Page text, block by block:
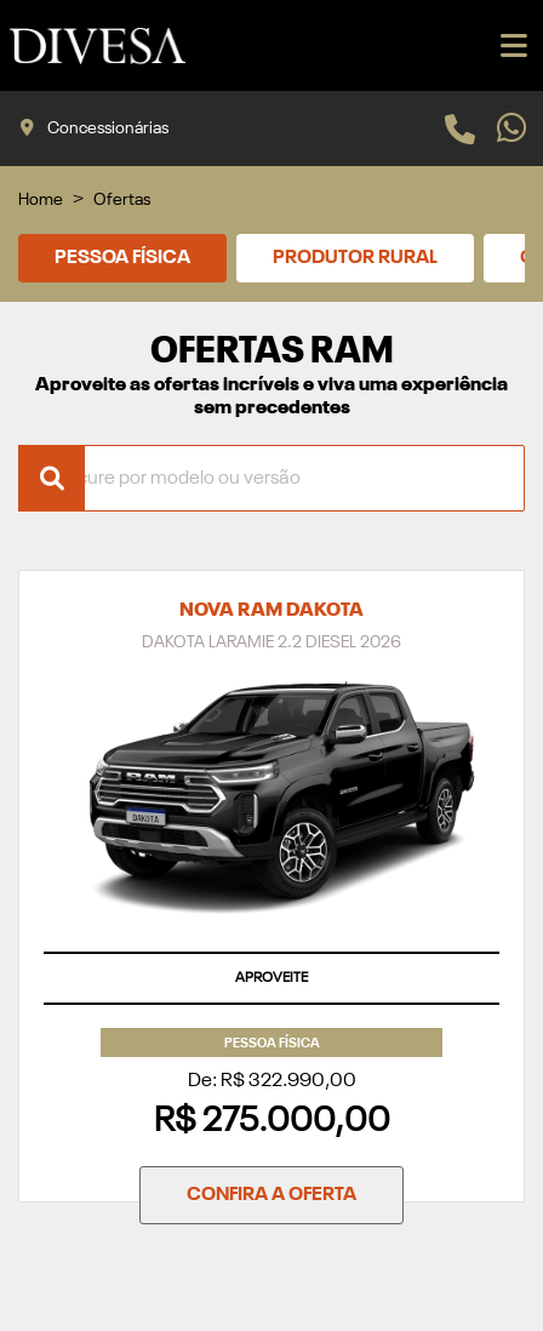
Concessionárias
Home Ofertas
PESSOA FÍSICA PRODUTOR RURAL
OFERTAS RAM
Aproveite as ofertas incríveis e viva uma experiência
sem precedentes
NOVA RAM DAKOTA
DAKOTA LARAMIE 2.2 DIESEL 2026
APROVEITE
PESSOA FÍSICA
De: R$ 322.990,00
R$ 275.000,00
CONFIRA A OFERTA